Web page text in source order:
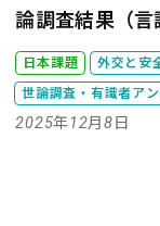
論調査結果（言
日本課題 外交と安
世論調査・有識者ア
2025年12月8日